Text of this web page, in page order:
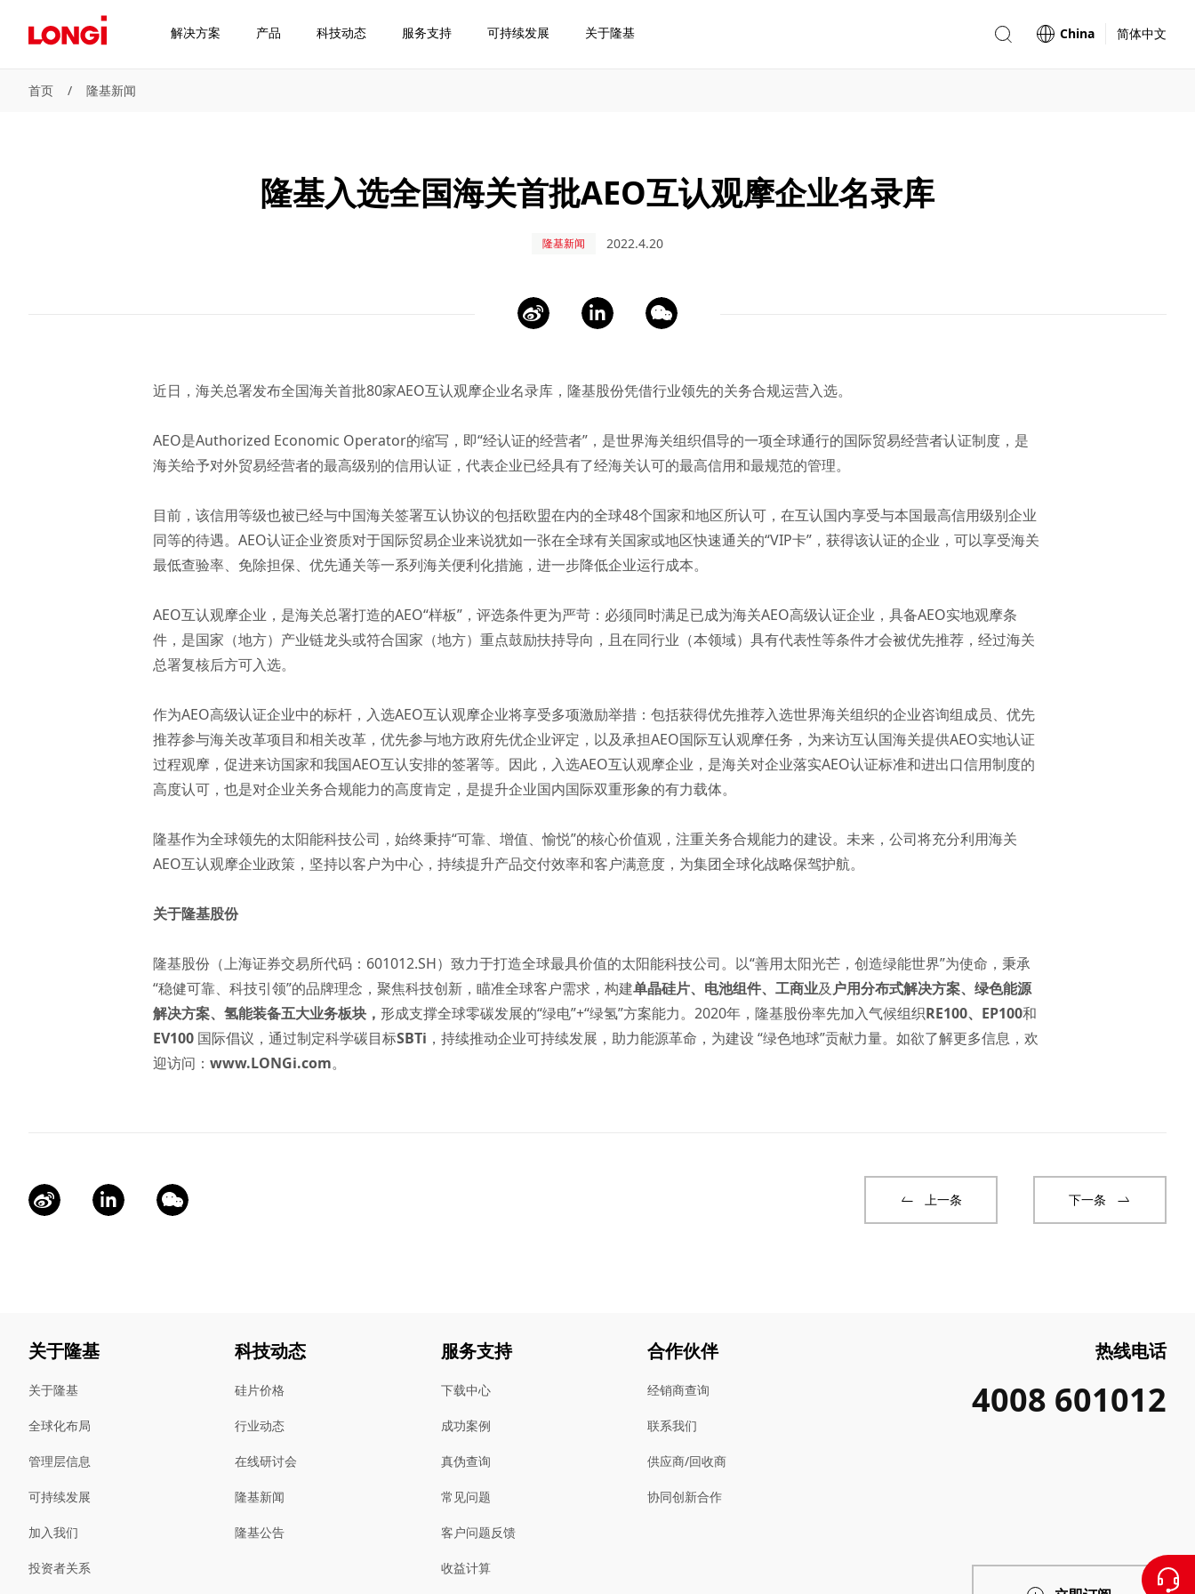
解决方案 产品 科技动态 服务支持 可持续发展 关于隆基 China 简体中文
首页 / 隆基新闻
隆基入选全国海关首批AEO互认观摩企业名录库
隆基新闻 2022.4.20
近日，海关总署发布全国海关首批80家AEO互认观摩企业名录库，隆基股份凭借行业领先的关务合规运营入选。
AEO是Authorized Economic Operator的缩写，即“经认证的经营者”，是世界海关组织倡导的一项全球通行的国际贸易经营者认证制度，是
海关给予对外贸易经营者的最高级别的信用认证，代表企业已经具有了经海关认可的最高信用和最规范的管理。
目前，该信用等级也被已经与中国海关签署互认协议的包括欧盟在内的全球48个国家和地区所认可，在互认国内享受与本国最高信用级别企业
同等的待遇。AEO认证企业资质对于国际贸易企业来说犹如一张在全球有关国家或地区快速通关的“VIP卡”，获得该认证的企业，可以享受海关
最低查验率、免除担保、优先通关等一系列海关便利化措施，进一步降低企业运行成本。
AEO互认观摩企业，是海关总署打造的AEO“样板”，评选条件更为严苛：必须同时满足已成为海关AEO高级认证企业，具备AEO实地观摩条
件，是国家（地方）产业链龙头或符合国家（地方）重点鼓励扶持导向，且在同行业（本领域）具有代表性等条件才会被优先推荐，经过海关
总署复核后方可入选。
作为AEO高级认证企业中的标杆，入选AEO互认观摩企业将享受多项激励举措：包括获得优先推荐入选世界海关组织的企业咨询组成员、优先
推荐参与海关改革项目和相关改革，优先参与地方政府先优企业评定，以及承担AEO国际互认观摩任务，为来访互认国海关提供AEO实地认证
过程观摩，促进来访国家和我国AEO互认安排的签署等。因此，入选AEO互认观摩企业，是海关对企业落实AEO认证标准和进出口信用制度的
高度认可，也是对企业关务合规能力的高度肯定，是提升企业国内国际双重形象的有力载体。
隆基作为全球领先的太阳能科技公司，始终秉持“可靠、增值、愉悦”的核心价值观，注重关务合规能力的建设。未来，公司将充分利用海关
AEO互认观摩企业政策，坚持以客户为中心，持续提升产品交付效率和客户满意度，为集团全球化战略保驾护航。
关于隆基股份
隆基股份（上海证券交易所代码：601012.SH）致力于打造全球最具价值的太阳能科技公司。以“善用太阳光芒，创造绿能世界”为使命，秉承
“稳健可靠、科技引领”的品牌理念，聚焦科技创新，瞄准全球客户需求，构建单晶硅片、 电池组件、 工商业及 户用分布式解决方案、 绿色能源
解决方案、 氢能装备五大业务板块， 形成支撑全球零碳发展的“绿电”+“绿氢”方案能力。2020年，隆基股份率先加入气候组织RE100、 EP100和
EV100 国际倡议，通过制定科学碳目标SBTi ，持续推动企业可持续发展，助力能源革命，为建设 “绿色地球”贡献力量。如欲了解更多信息，欢
迎访问： www.LONGi.com。
上一条 下一条
关于隆基
关于隆基
全球化布局
管理层信息
可持续发展
加入我们
投资者关系
科技动态
硅片价格
行业动态
在线研讨会
隆基新闻
隆基公告
服务支持
下载中心
成功案例
真伪查询
常见问题
客户问题反馈
收益计算
合作伙伴
经销商查询
联系我们
供应商/回收商
协同创新合作
热线电话
4008 601012